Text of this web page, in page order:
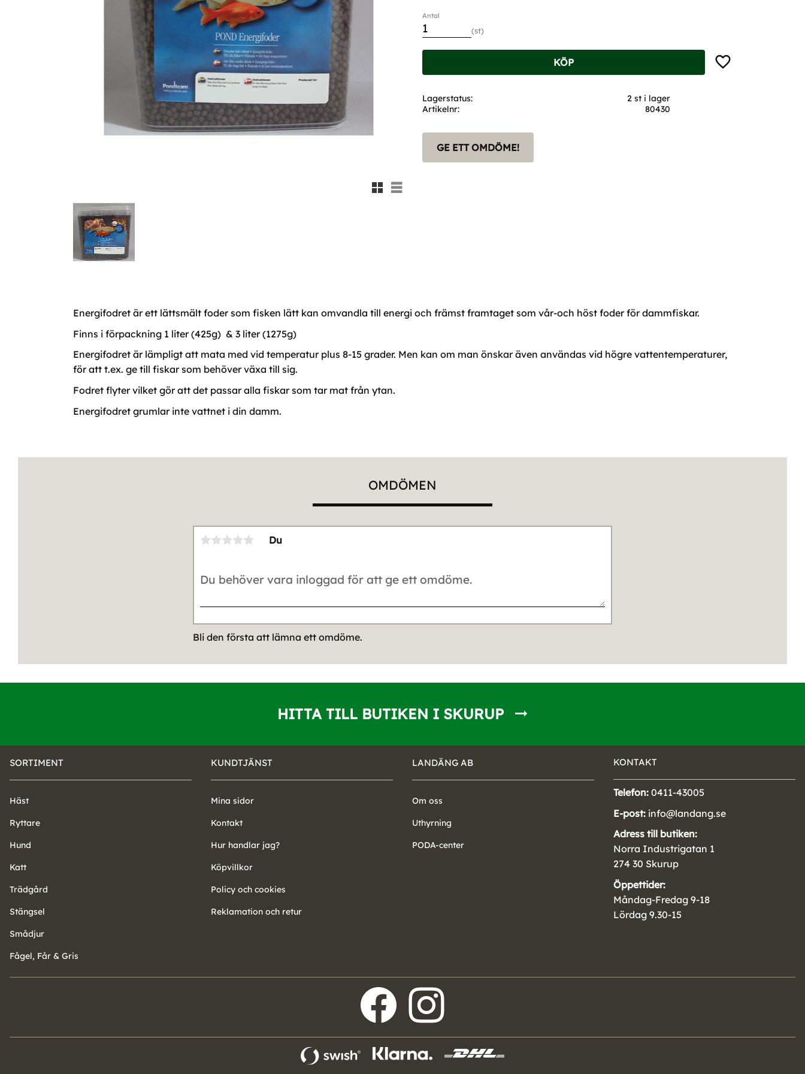
Rutnätsvy
Listvy
Antal
st
KÖP Lägg till i favoriter
Lagerstatus
2 st i lager
Artikelnr
80430
GE ETT OMDÖME!
Energifodret är ett lättsmält foder som fisken lätt kan omvandla till energi och främst framtaget som vår-och höst foder för dammfiskar.
Finns i förpackning 1 liter (425g) & 3 liter (1275g)
Energifodret är lämpligt att mata med vid temperatur plus 8-15 grader. Men kan om man önskar även användas vid högre vattentemperaturer,
för att t.ex. ge till fiskar som behöver växa till sig.
Fodret flyter vilket gör att det passar alla fiskar som tar mat från ytan.
Energifodret grumlar inte vattnet i din damm.
OMDÖMEN
Du
Bli den första att lämna ett omdöme.
HITTA TILL BUTIKEN I SKURUP
SORTIMENT
Häst
Ryttare
Hund
Katt
Trädgård
Stängsel
Smådjur
Fågel, Får & Gris
KUNDTJÄNST
Mina sidor
Kontakt
Hur handlar jag?
Köpvillkor
Policy och cookies
Reklamation och retur
LANDÄNG AB
Om oss
Uthyrning
PODA-center
KONTAKT
Telefon: 0411-43005
E-post: info@landang.se
Adress till butiken:
Norra Industrigatan 1
274 30 Skurup
Öppettider:
Måndag-Fredag 9-18
Lördag 9.30-15